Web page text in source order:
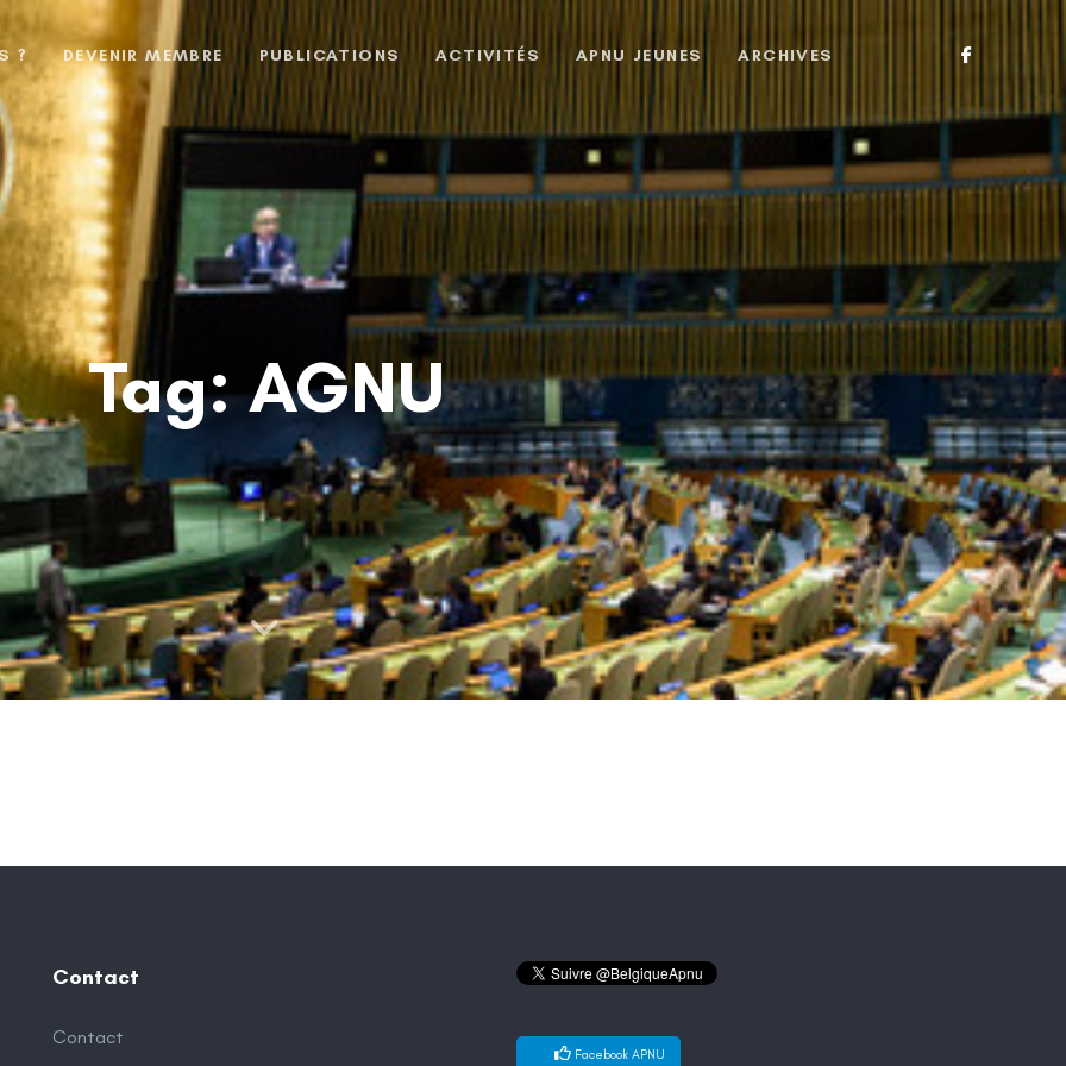
? DEVENIR MEMBRE PUBLICATIONS ACTIVITÉS APNU JEUNES ARCHIVES
Tag: AGNU
Contact
Contact
Facebook APNU